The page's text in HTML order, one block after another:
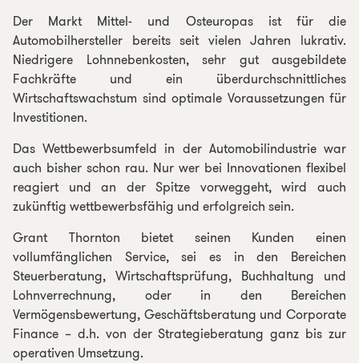
Der Markt Mittel- und Osteuropas ist für die
Automobilhersteller bereits seit vielen Jahren lukrativ.
Niedrigere Lohnnebenkosten, sehr gut ausgebildete
Fachkräfte und ein überdurchschnittliches
Wirtschaftswachstum sind optimale Voraussetzungen für
Investitionen.
Das Wettbewerbsumfeld in der Automobilindustrie war
auch bisher schon rau. Nur wer bei Innovationen flexibel
reagiert und an der Spitze vorweggeht, wird auch
zukünftig wettbewerbsfähig und erfolgreich sein.
Grant Thornton bietet seinen Kunden einen
vollumfänglichen Service, sei es in den Bereichen
Steuerberatung, Wirtschaftsprüfung, Buchhaltung und
Lohnverrechnung, oder in den Bereichen
Vermögensbewertung, Geschäftsberatung und Corporate
Finance – d.h. von der Strategieberatung ganz bis zur
operativen Umsetzung.